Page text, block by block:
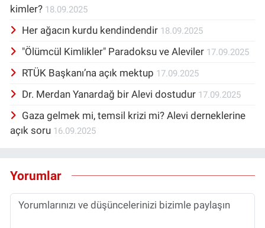
kimler? 18.09.2025
Her ağacın kurdu kendindendir 18.09.2025
"Ölümcül Kimlikler" Paradoksu ve Aleviler 17.09.2025
RTÜK Başkanı’na açık mektup 17.09.2025
Dr. Merdan Yanardağ bir Alevi dostudur 17.09.2025
Gaza gelmek mi, temsil krizi mi? Alevi derneklerine
açık soru 16.09.2025
Yorumlar